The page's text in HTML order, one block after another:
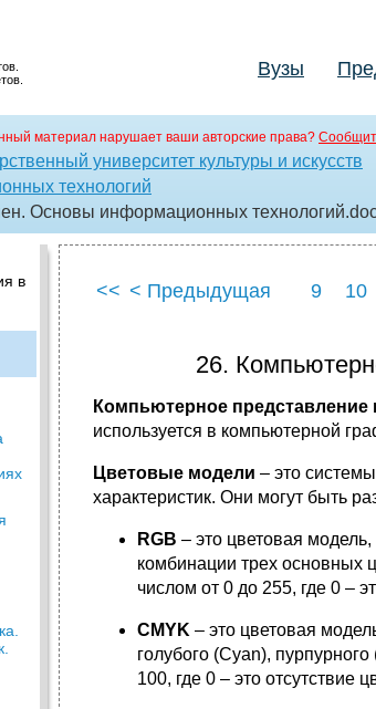
Вузы
материал нарушает ваши авторские права?
университет культуры и искусств
технологий
Основы информационных технологий
в
<< < Предыдущая 9 10
26.
Компьютерное представление
используется в компьютерной
Цветовые модели – это
характеристик. Они могут быть
RGB – это цветовая
комбинации трех основных
числом от 0 до 255, где 0 –
CMYK – это цветовая
голубого (Cyan),
100, где 0 – это отсутствие